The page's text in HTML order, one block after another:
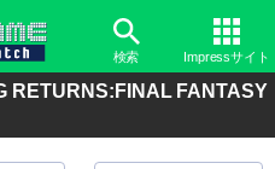
検索 Impressサイト
RETURNS:FINAL FANTASY